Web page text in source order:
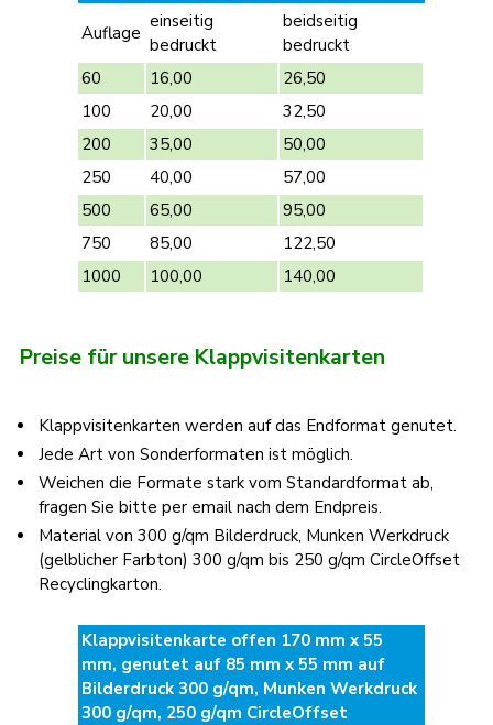
Auflage
einseitig
bedruckt
beidseitig
bedruckt
60
16,00
26,50
100
20,00
32,50
200
35,00
50,00
250
40,00
57,00
500
65,00
95,00
750
85,00
122,50
1000
100,00 140,00
Preise für unsere Klappvisitenkarten
Klappvisitenkarten werden auf das Endformat genutet.
Jede Art von Sonderformaten ist möglich.
Weichen die Formate stark vom Standardformat ab,
fragen Sie bitte per email nach dem Endpreis.
Material von 300 g/qm Bilderdruck, Munken Werkdruck
(gelblicher Farbton) 300 g/qm bis 250 g/qm CircleOffset
Recyclingkarton.
Klappvisitenkarte offen 170 mm x 55
mm, genutet auf 85 mm x 55 mm auf
Bilderdruck 300 g/qm, Munken Werkdruck
300 g/qm, 250 g/qm CircleOffset